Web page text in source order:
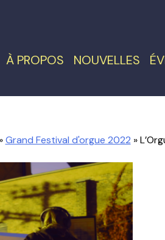
À PROPOS NOUVELLES
»Grand Festival d'orgue 2022 »